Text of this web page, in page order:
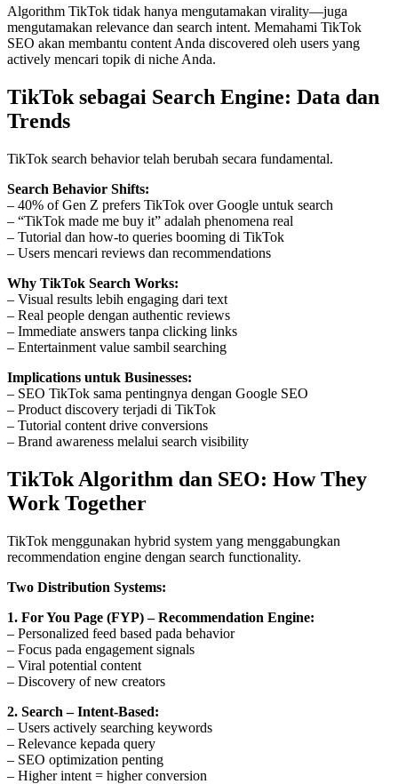
Algorithm TikTok tidak hanya mengutamakan virality—juga
mengutamakan relevance dan search intent. Memahami TikTok
SEO akan membantu content Anda discovered oleh users yang
actively mencari topik di niche Anda.
TikTok sebagai Search Engine: Data dan
Trends
TikTok search behavior telah berubah secara fundamental.
Search Behavior Shifts:
– 40% of Gen Z prefers TikTok over Google untuk search
– “TikTok made me buy it” adalah phenomena real
– Tutorial dan how-to queries booming di TikTok
– Users mencari reviews dan recommendations
Why TikTok Search Works:
– Visual results lebih engaging dari text
– Real people dengan authentic reviews
– Immediate answers tanpa clicking links
– Entertainment value sambil searching
Implications untuk Businesses:
– SEO TikTok sama pentingnya dengan Google SEO
– Product discovery terjadi di TikTok
– Tutorial content drive conversions
– Brand awareness melalui search visibility
TikTok Algorithm dan SEO: How They
Work Together
TikTok menggunakan hybrid system yang menggabungkan
recommendation engine dengan search functionality.
Two Distribution Systems:
1. For You Page (FYP) – Recommendation Engine:
– Personalized feed based pada behavior
– Focus pada engagement signals
– Viral potential content
– Discovery of new creators
2. Search – Intent-Based:
– Users actively searching keywords
– Relevance kepada query
– SEO optimization penting
– Higher intent = higher conversion